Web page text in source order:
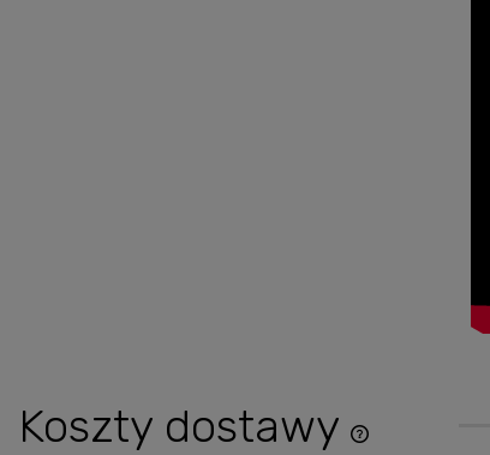
Koszty dostawy